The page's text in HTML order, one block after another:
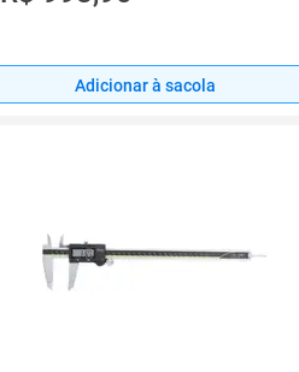
Adicionar à sacola